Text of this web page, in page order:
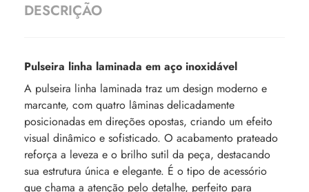
DESCRIÇÃO
Pulseira linha laminada em aço inoxidável
A pulseira linha laminada traz um design moderno e
marcante, com quatro lâminas delicadamente
posicionadas em direções opostas, criando um efeito
visual dinâmico e sofisticado. O acabamento prateado
reforça a leveza e o brilho sutil da peça, destacando
sua estrutura única e elegante. É o tipo de acessório
que chama a atenção pelo detalhe, perfeito para